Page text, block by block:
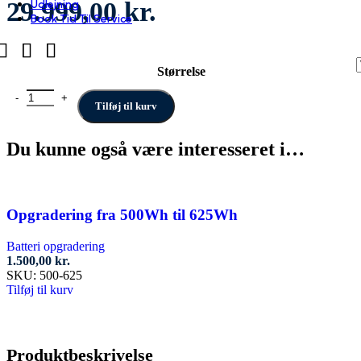
Udlejning
Book Tid Til Service
29.999,00kr.
Størrelse
ULTIMATE C8+ HMB L49 Pine antal
Tilføj til kurv
Du kunne også være interesseret i…
Opgradering fra 500Wh til 625Wh
Batteri opgradering
1.500,00 kr.
SKU: 500-625
Tilføj til kurv
Produktbeskrivelse